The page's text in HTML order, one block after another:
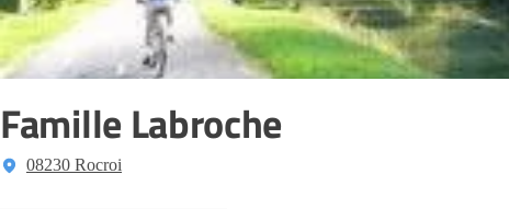
Famille Labroche
08230 Rocroi